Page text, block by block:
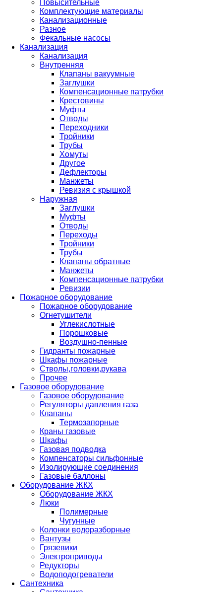
Повысительные
Комплектующие материалы
Канализационные
Разное
Фекальные насосы
Канализация
Канализация
Внутренняя
Клапаны вакуумные
Заглушки
Компенсационные патрубки
Крестовины
Муфты
Отводы
Переходники
Тройники
Трубы
Хомуты
Другое
Дефлекторы
Манжеты
Ревизия с крышкой
Наружная
Заглушки
Муфты
Отводы
Переходы
Тройники
Трубы
Клапаны обратные
Манжеты
Компенсационные патрубки
Ревизии
Пожарное оборудование
Пожарное оборудование
Огнетушители
Углекислотные
Порошковые
Воздушно-пенные
Гидранты пожарные
Шкафы пожарные
Стволы,головки,рукава
Прочее
Газовое оборудование
Газовое оборудование
Регуляторы давления газа
Клапаны
Термозапорные
Краны газовые
Шкафы
Газовая подводка
Компенсаторы сильфонные
Изолирующие соединения
Газовые баллоны
Оборудование ЖКХ
Оборудование ЖКХ
Люки
Полимерные
Чугунные
Колонки водоразборные
Вантузы
Грязевики
Электроприводы
Редукторы
Водоподогреватели
Сантехника